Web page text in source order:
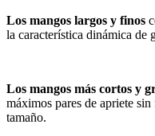
Los mangos largos y finos
la característica dinámica de
Los mangos más cortos y
máximos pares de apriete
tamaño.